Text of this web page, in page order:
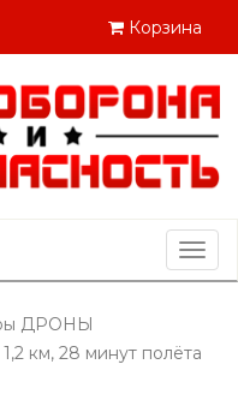
Корзина
ДРОНЫ
км, 28 минут полёта